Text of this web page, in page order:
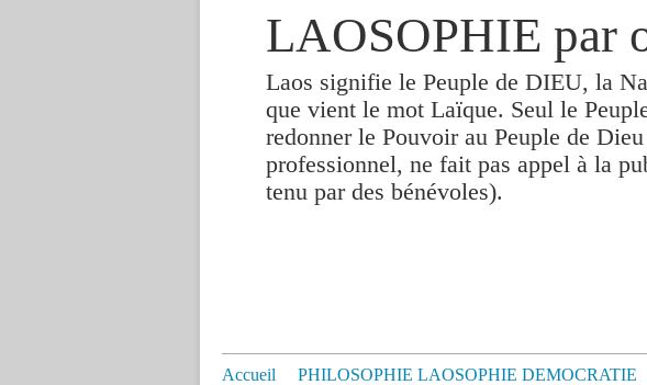
LAOSOPHIE par
Laos signifie le Peuple de DIEU, la
que vient le mot Laïque. Seul le
redonner le Pouvoir au Peuple de
professionnel, ne fait pas appel à la
tenu par des bénévoles).
Accueil PHILOSOPHIE LAOSOPHIE DEMOCRATIE